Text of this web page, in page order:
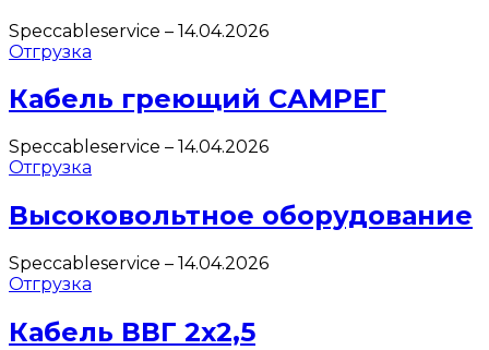
Speccableservice – 14.04.2026
Отгрузка
Кабель греющий САМРЕГ
Speccableservice – 14.04.2026
Отгрузка
Высоковольтное оборудование
Speccableservice – 14.04.2026
Отгрузка
Кабель ВВГ 2х2,5